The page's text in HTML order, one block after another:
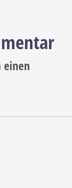
einen